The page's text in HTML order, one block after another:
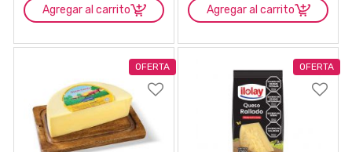
Agregar al carrito Agregar al carrito
OFERTA OFERTA